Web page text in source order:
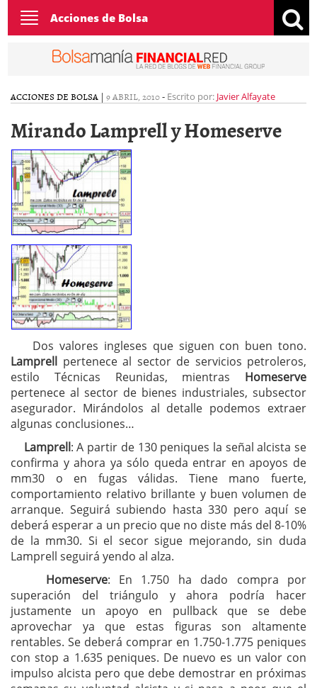
Toggle
navigation
Acciones de Bolsa
ACCIONES DE BOLSA | 9 ABRIL, 2010- Escrito por: Javier Alfayate
Mirando Lamprell y Homeserve
Dos valores ingleses que siguen con buen tono.
Lamprell pertenece al sector de servicios petroleros,
estilo Técnicas Reunidas, mientras Homeserve
pertenece al sector de bienes industriales, subsector
asegurador. Mirándolos al detalle podemos extraer
algunas conclusiones…
Lamprell: A partir de 130 peniques la señal alcista se
confirma y ahora ya sólo queda entrar en apoyos de
mm30 o en fugas válidas. Tiene mano fuerte,
comportamiento relativo brillante y buen volumen de
arranque. Seguirá subiendo hasta 330 pero aquí se
deberá esperar a un precio que no diste más del 8-10%
de la mm30. Si el secor sigue mejorando, sin duda
Lamprell seguirá yendo al alza.
Homeserve: En 1.750 ha dado compra por
superación del triángulo y ahora podría hacer
justamente un apoyo en pullback que se debe
aprovechar ya que estas figuras son altamente
rentables. Se deberá comprar en 1.750-1.775 peniques
con stop a 1.635 peniques. De nuevo es un valor con
impulso alcista pero que debe demostrar en próximas